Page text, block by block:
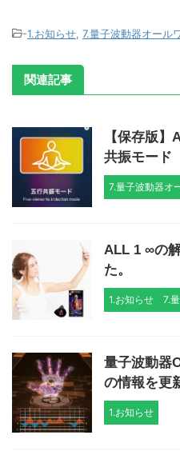
-1.お知らせ, 7.量子波動器オール
関連記事
【保存版
共振モード
7.量子波動器オ
ALL 1 ∞の
た。
1.お知らせ 7.
量子波動器
の情報を更
1.お知らせ